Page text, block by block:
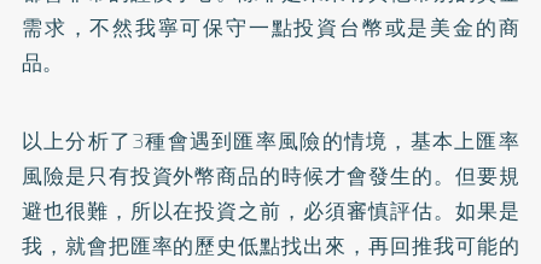
需求，不然我寧可保守一點投資台幣或是美金的商
品。
以上分析了3種會遇到匯率風險的情境，基本上匯率
風險是只有投資外幣商品的時候才會發生的。但要規
避也很難，所以在投資之前，必須審慎評估。如果是
我，就會把匯率的歷史低點找出來，再回推我可能的